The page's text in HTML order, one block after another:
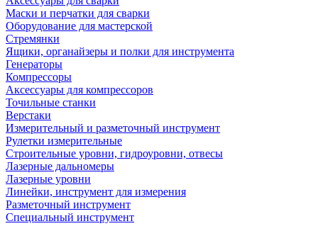
Маски и перчатки для сварки
Оборудование для мастерской
Стремянки
Ящики, органайзеры и полки для инструмента
Генераторы
Компрессоры
Аксессуары для компрессоров
Точильные станки
Верстаки
Измерительный и разметочный инструмент
Рулетки измерительные
Строительные уровни, гидроуровни, отвесы
Лазерные дальномеры
Лазерные уровни
Линейки, инструмент для измерения
Разметочный инструмент
Специальный инструмент